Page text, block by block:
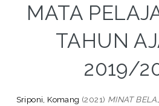
MATA
TAHUN
2019/
Sriponi, Komang (2021) MINAT